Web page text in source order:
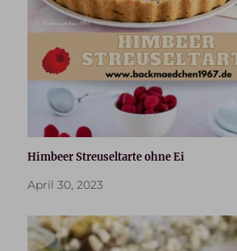
Himbeer Streuseltarte ohne Ei
April 30, 2023